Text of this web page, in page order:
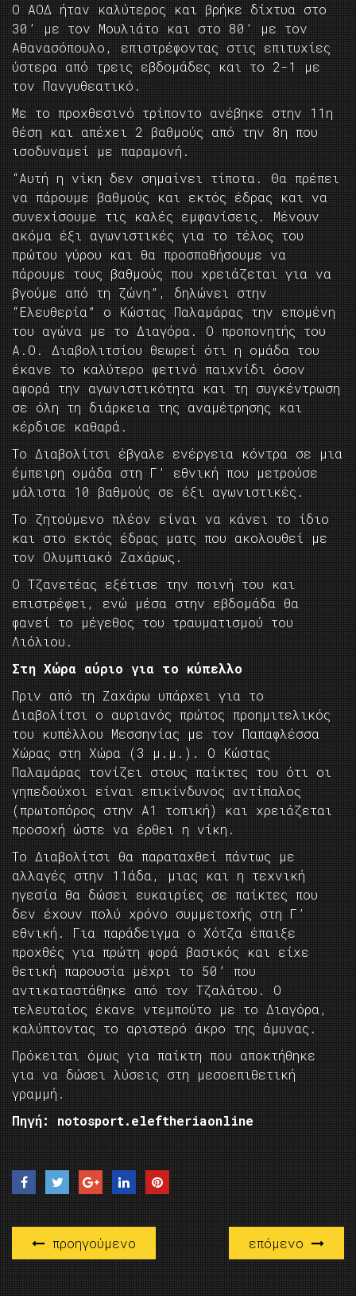
Ο ΑΟΔ ήταν καλύτερος και βρήκε δίχτυα στο
30’ με τον Μουλιάτο και στο 80’ με τον
Αθανασόπουλο, επιστρέφοντας στις επιτυχίες
ύστερα από τρεις εβδομάδες και το 2-1 με
τον Πανγυθεατικό.
Με το προχθεσινό τρίποντο ανέβηκε στην 11η
θέση και απέχει 2 βαθμούς από την 8η που
ισοδυναμεί με παραμονή.
“Αυτή η νίκη δεν σημαίνει τίποτα. Θα πρέπει
να πάρουμε βαθμούς και εκτός έδρας και να
συνεχίσουμε τις καλές εμφανίσεις. Μένουν
ακόμα έξι αγωνιστικές για το τέλος του
πρώτου γύρου και θα προσπαθήσουμε να
πάρουμε τους βαθμούς που χρειάζεται για να
βγούμε από τη ζώνη”, δηλώνει στην
“Ελευθερία” ο Κώστας Παλαμάρας την επομένη
του αγώνα με το Διαγόρα. Ο προπονητής του
Α.Ο. Διαβολιτσίου θεωρεί ότι η ομάδα του
έκανε το καλύτερο φετινό παιχνίδι όσον
αφορά την αγωνιστικότητα και τη συγκέντρωση
σε όλη τη διάρκεια της αναμέτρησης και
κέρδισε καθαρά.
Το Διαβολίτσι έβγαλε ενέργεια κόντρα σε μια
έμπειρη ομάδα στη Γ’ εθνική που μετρούσε
μάλιστα 10 βαθμούς σε έξι αγωνιστικές.
Το ζητούμενο πλέον είναι να κάνει το ίδιο
και στο εκτός έδρας ματς που ακολουθεί με
τον Ολυμπιακό Ζαχάρως.
Ο Τζανετέας εξέτισε την ποινή του και
επιστρέφει, ενώ μέσα στην εβδομάδα θα
φανεί το μέγεθος του τραυματισμού του
Λιόλιου.
Στη Χώρα αύριο για το κύπελλο
Πριν από τη Ζαχάρω υπάρχει για το
Διαβολίτσι ο αυριανός πρώτος προημιτελικός
του κυπέλλου Μεσσηνίας με τον Παπαφλέσσα
Χώρας στη Χώρα (3 μ.μ.). Ο Κώστας
Παλαμάρας τονίζει στους παίκτες του ότι οι
γηπεδούχοι είναι επικίνδυνος αντίπαλος
(πρωτοπόρος στην Α1 τοπική) και χρειάζεται
προσοχή ώστε να έρθει η νίκη.
Το Διαβολίτσι θα παραταχθεί πάντως με
αλλαγές στην 11άδα, μιας και η τεχνική
ηγεσία θα δώσει ευκαιρίες σε παίκτες που
δεν έχουν πολύ χρόνο συμμετοχής στη Γ’
εθνική. Για παράδειγμα ο Χότζα έπαιξε
προχθές για πρώτη φορά βασικός και είχε
θετική παρουσία μέχρι το 50’ που
αντικαταστάθηκε από τον Τζαλάτου. Ο
τελευταίος έκανε ντεμπούτο με το Διαγόρα,
καλύπτοντας το αριστερό άκρο της άμυνας.
Πρόκειται όμως για παίκτη που αποκτήθηκε
για να δώσει λύσεις στη μεσοεπιθετική
γραμμή.
Πηγή: notosport.eleftheriaonline
προηγούμενο επόμενο